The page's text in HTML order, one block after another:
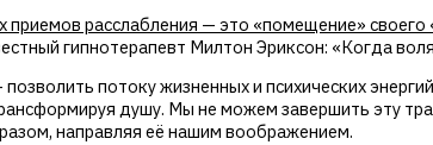
расслабления — это «помещение»
гипнотерапевт Милтон Эриксон: «Когда
потоку жизненных и психических
душу. Мы не можем завершить эту
направляя её нашим воображением.